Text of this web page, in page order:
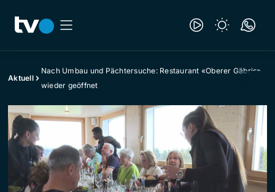
Aktuell
Nach Umbau und Pächtersuche: Restaurant «Oberer Gäbris»
wieder geöffnet